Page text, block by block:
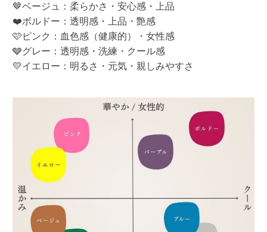
🤎ベージュ：柔らかさ・安心感・上品
❤️ボルドー：透明感・上品・艶感
🩷ピンク：血色感（健康的）・女性感
🩶グレー：透明感・洗練・クール感
💛イエロー：明るさ・元気・親しみやすさ